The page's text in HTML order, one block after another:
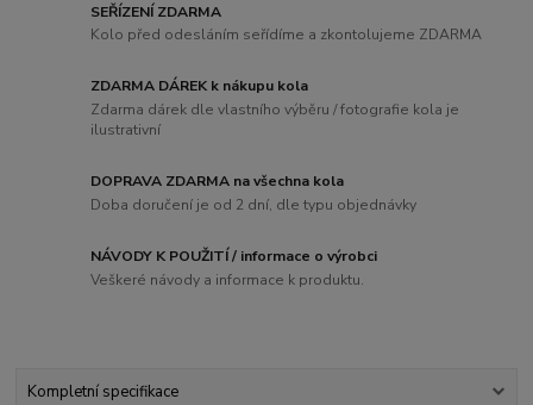
SEŘÍZENÍ ZDARMA
Kolo před odesláním seřídíme a zkontolujeme ZDARMA
ZDARMA DÁREK k nákupu kola
Zdarma dárek dle vlastního výběru / fotografie kola je
ilustrativní
DOPRAVA ZDARMA na všechna kola
Doba doručení je od 2 dní, dle typu objednávky
NÁVODY K POUŽITÍ / informace o výrobci
Veškeré návody a informace k produktu.
Kompletní specifikace